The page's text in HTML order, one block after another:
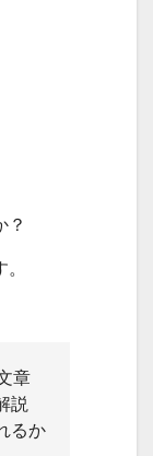
？
章
説
るか